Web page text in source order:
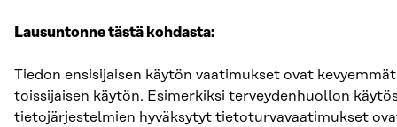
Lausuntonne tästä kohdasta:
Tiedon ensisijaisen käytön vaatimukset ovat
toissijaisen käytön. Esimerkiksi terveydenhuollon
tietojärjestelmien hyväksytyt tietoturvavaatimukset